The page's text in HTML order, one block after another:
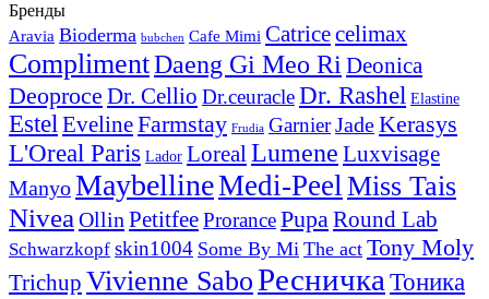
Бренды
Aravia Bioderma bubchen Cafe Mimi Catricecelimax
ComplimentDaeng Gi Meo RiDeonica
Deoproce Dr. Cellio Dr.ceuracleDr. Rashel Elastine
EstelEvelineFarmstay Frudia GarnierJadeKerasys
L'Oreal Paris Lador Loreal Lumene Luxvisage
ManyoMaybellineMedi-PeelMiss Tais
Nivea Ollin PetitfeeProrancePupaRound Lab
Schwarzkopf skin1004 Some By Mi The act Tony Moly
Trichup Vivienne SaboРесничка Тоника